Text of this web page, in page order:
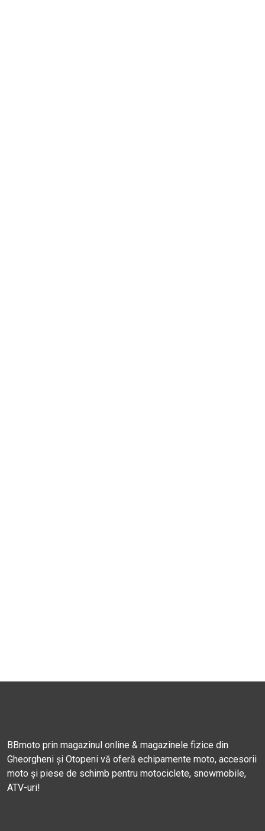
BBmoto prin magazinul online & magazinele fizice din
Gheorgheni și Otopeni vă oferă echipamente moto, accesorii
moto și piese de schimb pentru motociclete, snowmobile,
ATV-uri!